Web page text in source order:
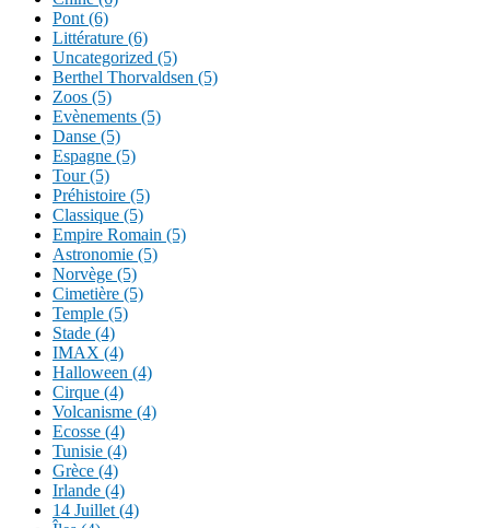
Pont (6)
Littérature (6)
Uncategorized (5)
Berthel Thorvaldsen (5)
Zoos (5)
Evènements (5)
Danse (5)
Espagne (5)
Tour (5)
Préhistoire (5)
Classique (5)
Empire Romain (5)
Astronomie (5)
Norvège (5)
Cimetière (5)
Temple (5)
Stade (4)
IMAX (4)
Halloween (4)
Cirque (4)
Volcanisme (4)
Ecosse (4)
Tunisie (4)
Grèce (4)
Irlande (4)
14 Juillet (4)